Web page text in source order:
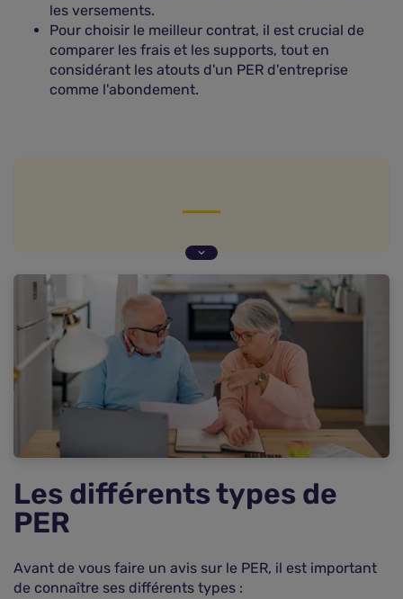
les versements.
Pour choisir le meilleur contrat, il est crucial de
comparer les frais et les supports, tout en
considérant les atouts d'un PER d'entreprise
comme l'abondement.
Les inconvénients du plan d'épargne retraite
Comment se faire un avis et choisir le meilleur
PER ?
L'avis de nos experts sur le PER
Les différents types de
PER
Avant de vous faire un avis sur le PER, il est important
de connaître ses différents types :